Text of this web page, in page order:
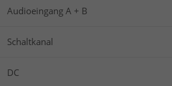
Audioeingang A + B
Schaltkanal
DC